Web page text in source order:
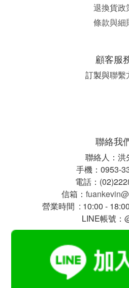
退換貨政
條款與細
顧客服
訂製與聯繫
聯絡我
聯絡人：洪
手機：0953-
電話：
信箱：
營業時間 : 10:00 -
LINE帳號：